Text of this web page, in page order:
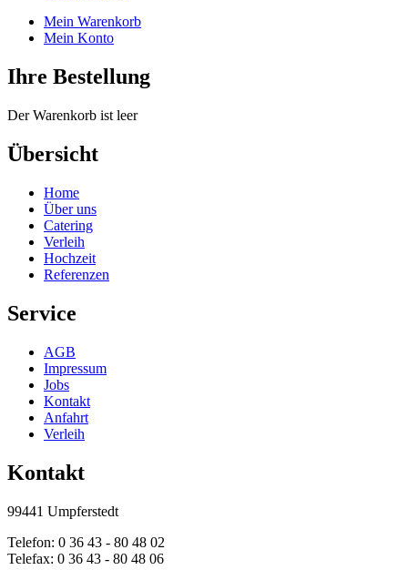
Mein Warenkorb
Mein Konto
Ihre Bestellung
Der Warenkorb ist leer
Übersicht
Home
Über uns
Catering
Verleih
Hochzeit
Referenzen
Service
AGB
Impressum
Jobs
Kontakt
Anfahrt
Verleih
Kontakt
99441 Umpferstedt
Telefon: 0 36 43 - 80 48 02
Telefax: 0 36 43 - 80 48 06